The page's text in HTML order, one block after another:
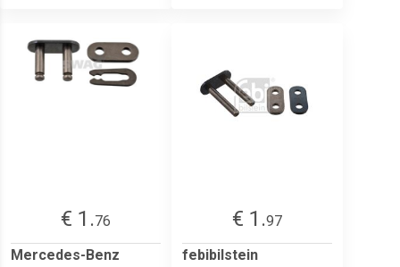
€ 1.76
Mercedes-Benz
€ 1.97
febibilstein